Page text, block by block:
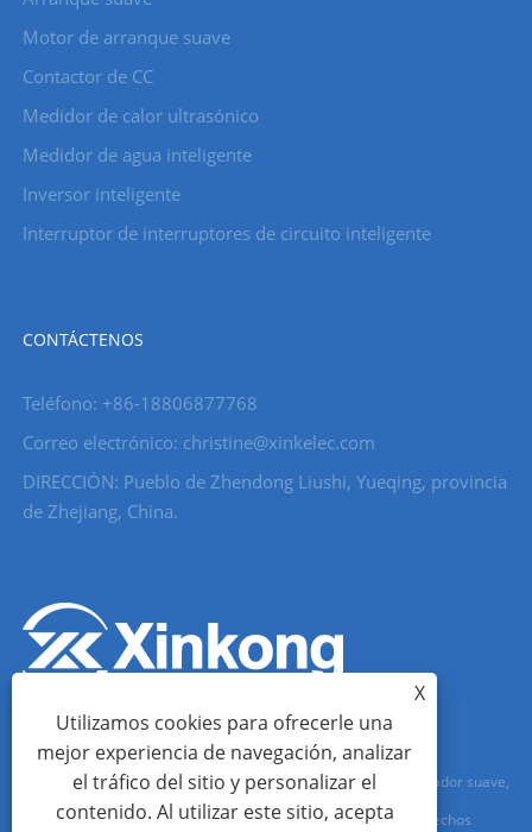
Motor de arranque suave
Contactor de CC
Medidor de calor ultrasónico
Medidor de agua inteligente
Inversor inteligente
Interruptor de interruptores de circuito inteligente
CONTÁCTENOS
Teléfono: +86-18806877768
Correo electrónico: christine@xinkelec.com
DIRECCIÓN: Pueblo de Zhendong Liushi, Yueqing, provincia
de Zhejiang, China.
Copyright © 2023 Wenzhou Xinkong Imp&exp Co.,Ltd. - Arrancador suave,
Medidor de agua, Medidor de agua ultrasónico - Todos los derechos
X
Utilizamos cookies para ofrecerle una
mejor experiencia de navegación, analizar
el tráfico del sitio y personalizar el
contenido. Al utilizar este sitio, acepta